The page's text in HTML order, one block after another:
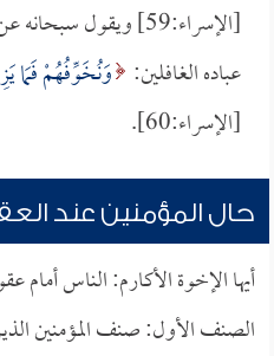
[الإسراء:59] ويقول
عباده الغافلين: وَنُخَوِّفُهُمْ فَمَا
[الإسراء:60].
حال المؤمنين عند
أيها الإخوة الأكارم: الناس
الصنف الأول: صنف المؤمنين